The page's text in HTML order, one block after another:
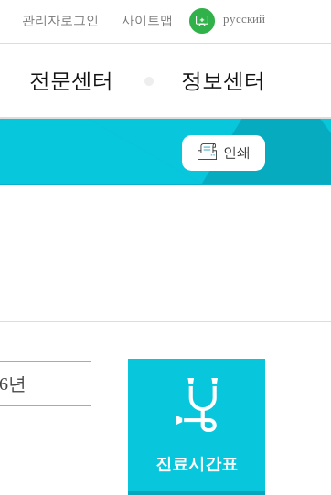
русский
관리자로그인 사이트맵
전문센터 정보센터
인쇄
진료시간표
년